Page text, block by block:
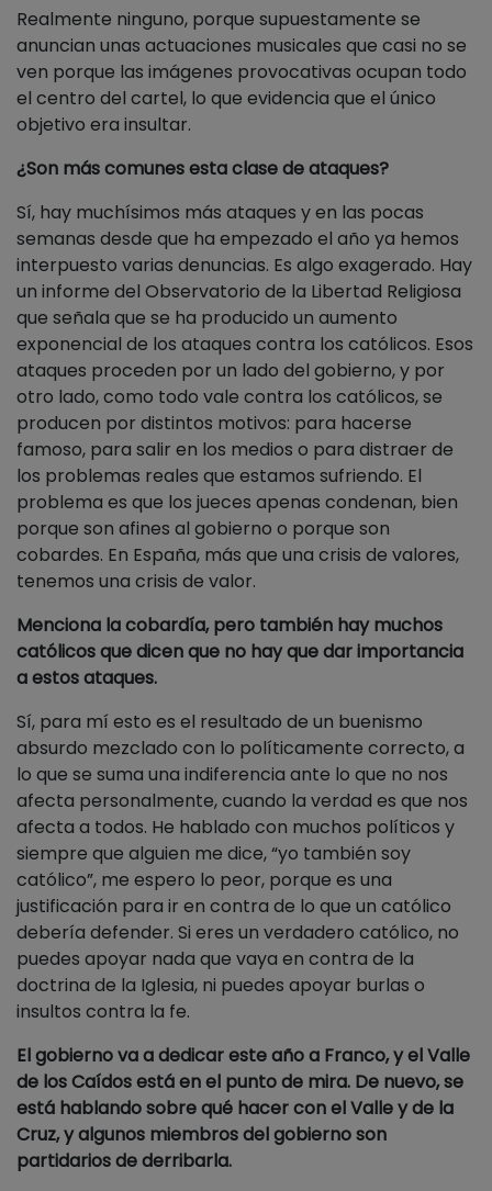
Realmente ninguno, porque supuestamente se
anuncian unas actuaciones musicales que casi no se
ven porque las imágenes provocativas ocupan todo
el centro del cartel, lo que evidencia que el único
objetivo era insultar.
¿Son más comunes esta clase de ataques?
Sí, hay muchísimos más ataques y en las pocas
semanas desde que ha empezado el año ya hemos
interpuesto varias denuncias. Es algo exagerado. Hay
un informe del Observatorio de la Libertad Religiosa
que señala que se ha producido un aumento
exponencial de los ataques contra los católicos. Esos
ataques proceden por un lado del gobierno, y por
otro lado, como todo vale contra los católicos, se
producen por distintos motivos: para hacerse
famoso, para salir en los medios o para distraer de
los problemas reales que estamos sufriendo. El
problema es que los jueces apenas condenan, bien
porque son afines al gobierno o porque son
cobardes. En España, más que una crisis de valores,
tenemos una crisis de valor.
Menciona la cobardía, pero también hay muchos
católicos que dicen que no hay que dar importancia
a estos ataques.
Sí, para mí esto es el resultado de un buenismo
absurdo mezclado con lo políticamente correcto, a
lo que se suma una indiferencia ante lo que no nos
afecta personalmente, cuando la verdad es que nos
afecta a todos. He hablado con muchos políticos y
siempre que alguien me dice, “yo también soy
católico”, me espero lo peor, porque es una
justificación para ir en contra de lo que un católico
debería defender. Si eres un verdadero católico, no
puedes apoyar nada que vaya en contra de la
doctrina de la Iglesia, ni puedes apoyar burlas o
insultos contra la fe.
El gobierno va a dedicar este año a Franco, y el Valle
de los Caídos está en el punto de mira. De nuevo, se
está hablando sobre qué hacer con el Valle y de la
Cruz, y algunos miembros del gobierno son
partidarios de derribarla.